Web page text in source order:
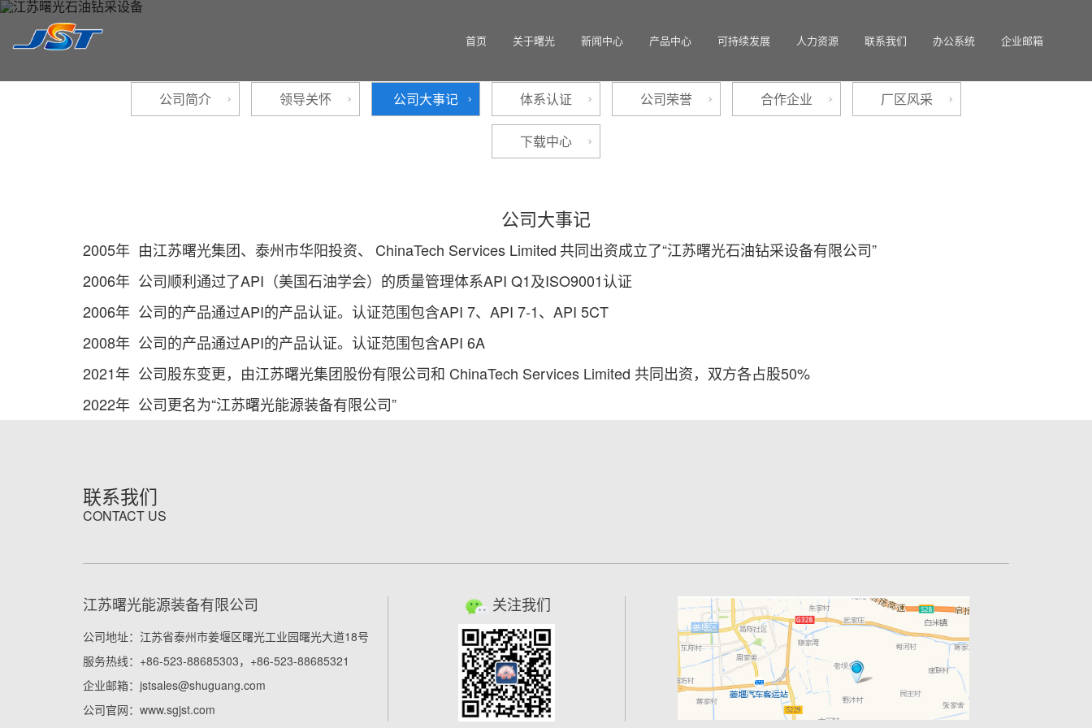
首页 关于曙光 新闻中心 产品中心 可持续发展 人力资源 联系我们 办公系统 企业邮箱
公司简介 领导关怀 公司大事记 体系认证 公司荣誉 合作企业 厂区风采
下载中心
公司大事记
2005年 由江苏曙光集团、泰州市华阳投资、 ChinaTech Services Limited共同出资成立了“江苏曙光石油钻采设备有限公司”
2006年 公司顺利通过了API（美国石油学会）的质量管理体系API Q1及ISO9001认证
2006年 公司的产品通过API的产品认证。认证范围包含API 7、API 7-1、API 5CT
2008年 公司的产品通过API的产品认证。认证范围包含API 6A
2021年 公司股东变更，由江苏曙光集团股份有限公司和 ChinaTech Services Limited 共同出资，双方各占股50%
2022年 公司更名为“江苏曙光能源装备有限公司”
联系我们
CONTACT US
江苏曙光能源装备有限公司
公司地址：江苏省泰州市姜堰区曙光工业园曙光大道18号
服务热线：+86-523-88685303，+86-523-88685321
企业邮箱：jstsales@shuguang.com
公司官网：www.sgjst.com
关注我们